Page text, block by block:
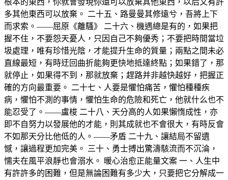
根本的東西，你就會發現你還可以放棄其他東西，以后又有許
多其他東西可以放棄。 二十五、路曼曼其修遠兮，吾將上下
而求索。——屈原《離騷》 二十六、機遇總是有的，如果把
握不住，不要怨天憂人，只因自己不夠優秀；不要把時間當垃
圾處理，唯有珍惜光陰，才能提升生命的質量；兩點之間未必
直線最短，有時迂回曲折能夠更快地抵達終點；如果錯了，那
就停止，如果得不到，那就放棄；趕路并非越快越好，把握正
確的方向最重要。 二十七、人要是懼怕痛苦，懼怕種種疾
病，懼怕不測的事情，懼怕生命的危險和死亡，他就什么也不
能忍受了。——盧梭 二十八、天分高的人如果懶惰成性，亦
即不自努力以發展他的才能，則其成就也不會很大，有時反會
不如那天分比他低的人。——矛盾 二十九、讓結局不留遺
憾，讓過程更加完美。 三十、勇士搏出驚濤駭流而不沉淪，
懦夫在風平浪靜也會溺水。 暖心治愈正能量文案 一、人生中
有許許多的困難，但是無論困難有多少大，只要把它分解成一